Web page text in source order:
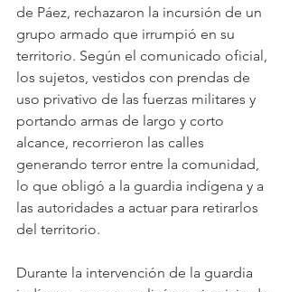
de Páez, rechazaron la incursión de un
grupo armado que irrumpió en su
territorio. Según el comunicado oficial,
los sujetos, vestidos con prendas de
uso privativo de las fuerzas militares y
portando armas de largo y corto
alcance, recorrieron las calles
generando terror entre la comunidad,
lo que obligó a la guardia indígena y a
las autoridades a actuar para retirarlos
del territorio.
Durante la intervención de la guardia